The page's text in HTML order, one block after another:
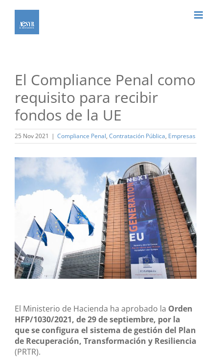
contenido
El Compliance Penal como
requisito para recibir
fondos de la UE
25 Nov 2021 | Compliance Penal, Contratación Pública, Empresas
Ver
imagen
más
grande
El Ministerio de Hacienda ha aprobado la Orden
HFP/1030/2021, de 29 de septiembre, por la
que se configura el sistema de gestión del Plan
de Recuperación, Transformación y Resiliencia
(PRTR).